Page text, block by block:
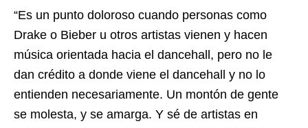
“Es un punto doloroso cuando personas como
Drake o Bieber u otros artistas vienen y hacen
música orientada hacia el dancehall, pero no le
dan crédito a donde viene el dancehall y no lo
entienden necesariamente. Un montón de gente
se molesta, y se amarga. Y sé de artistas en